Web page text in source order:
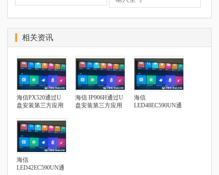
相关资讯
海信PX520通过U
盘安装第三方应用
海信 IP906H通过U
盘安装第三方应用
海信
LED48EC590UN通
海信
LED42EC590UN通